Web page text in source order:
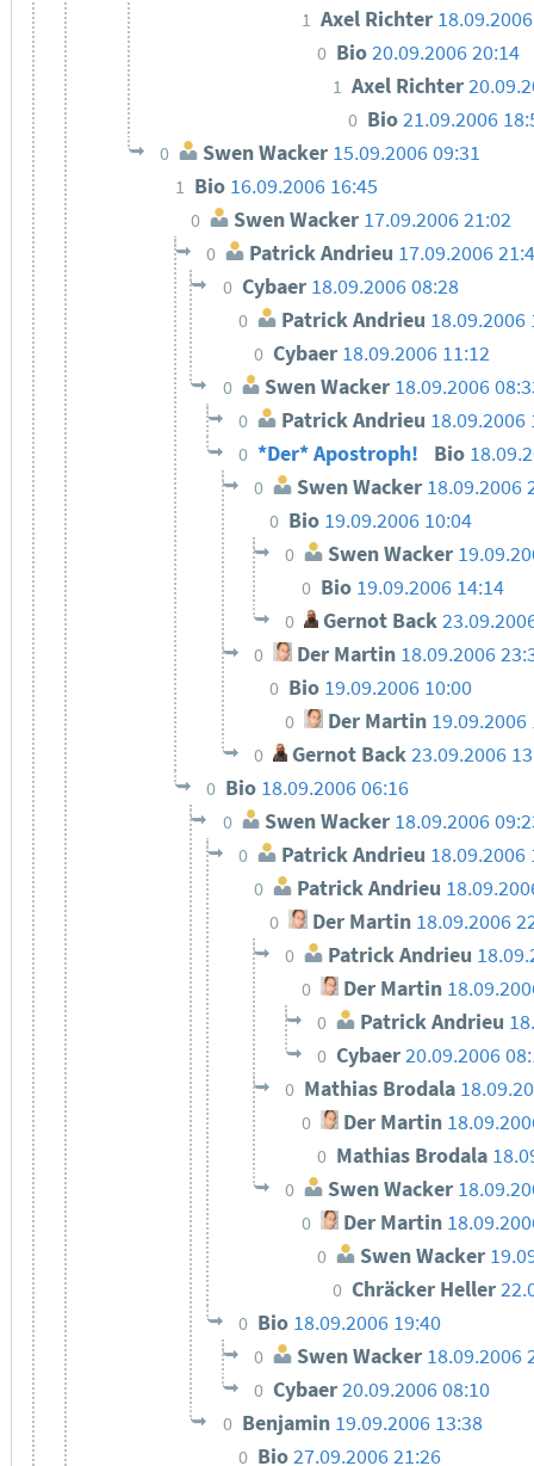
1 Axel Richter
0 Bio20.09.2006 20:14
1 Axel Richter
0 Bio21.09.2006
0 Swen Wacker 15.09.2006 09:31
1 Bio 16.09.2006 16:45
0 Swen Wacker 17.09.2006 21:02
0 Patrick Andrieu 17.09.2006
0 Cybaer 18.09.2006 08:28
0 Patrick Andrieu 18.09.2006
0 Cybaer 18.09.2006 11:12
0 Swen Wacker 18.09.2006
0 Patrick Andrieu 18.09.2006
0 *Der* Apostroph! Bio
0 Swen Wacker 18.09.2006
0 Bio 19.09.2006 10:04
0 Swen Wacker
0 Bio 19.09.2006 14:14
0 Gernot Back
0 Der Martin 18.09.2006
0 Bio 19.09.2006 10:00
0 Der Martin 19.09.2006
0 Gernot Back23.09.2006
0 Bio 18.09.2006 06:16
0 Swen Wacker 18.09.2006
0 Patrick Andrieu 18.09.2006
0 Patrick Andrieu
0 Der Martin 18.09.2006
0 Patrick Andrieu
0 Der Martin
0 Patrick Andrieu
0 Cybaer20.09.2006
0 Mathias Brodala
0 Der Martin
0 Mathias Brodala
0 Swen Wacker
0 Der Martin
0 Swen Wacker
0 Chräcker Heller
0 Bio 18.09.2006 19:40
0 Swen Wacker 18.09.2006
0 Cybaer20.09.2006 08:10
0 Benjamin 19.09.2006 13:38
0 Bio27.09.2006 21:26